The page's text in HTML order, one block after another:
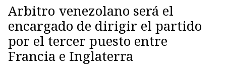
Arbitro venezolano será el
encargado de dirigir el partido
por el tercer puesto entre
Francia e Inglaterra